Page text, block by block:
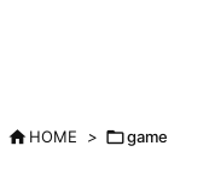
HOME > game